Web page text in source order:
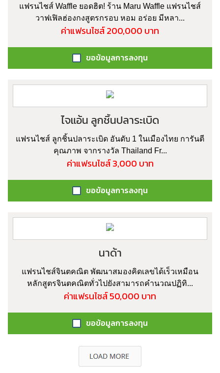
แฟรนไชส์ Waffle ยอดฮิต! ร้าน Maru Waffle แฟรนไชส์
วาฟเฟิลฮ่องกงสูตรกรอบ หอม อร่อย มีหลา...
ค่าแฟรนไชส์ 200,000 บาท
ขอข้อมูลการลงทุน
ไจแอ้น ลูกชิ้นปลาระเบิด
แฟรนไชส์ ลูกชิ้นปลาระเบิด อันดับ 1 ในเมืองไทย การันตี
คุณภาพ จากรางวัล Thailand Fr...
ค่าแฟรนไชส์ 3,000 บาท
ขอข้อมูลการลงทุน
นาด้า
แฟรนไชส์จินตคณิต พัฒนาสมองคิดเลขได้เร็วเหมือน
หลักสูตรจินตคณิตทั่วไปยังสามารถคำนวณปฏิทิ...
ค่าแฟรนไชส์ 50,000 บาท
ขอข้อมูลการลงทุน